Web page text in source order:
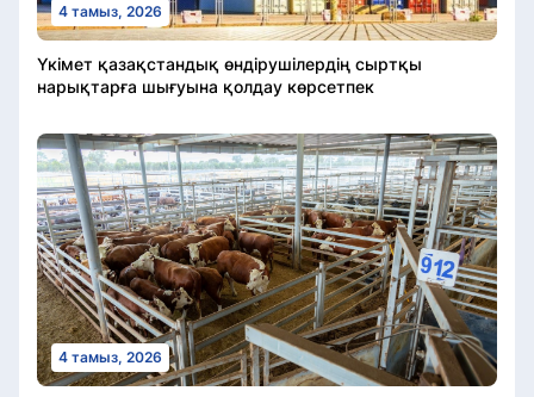
4 тамыз, 2026
Үкімет қазақстандық өндірушілердің сыртқы
нарықтарға шығуына қолдау көрсетпек
4 тамыз, 2026